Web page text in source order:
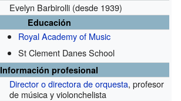
Evelyn Barbirolli (desde 1939)
Educación
Royal Academy of Music
St Clement Danes School
Información profesional
Director o directora de orquesta, profesor
de música y violonchelista